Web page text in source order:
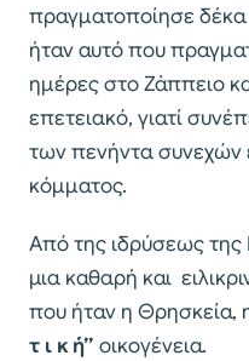
πραγματοποίησε δέκα
ήταν αυτό που
ημέρες στο Ζάππειο
επετειακό, γιατί
των πενήντα συνεχών
κόμματος.
Από της ιδρύσεως
μια καθαρή και
που ήταν η Θρησκεία,
τ ι κ ή’’ οικογένεια.